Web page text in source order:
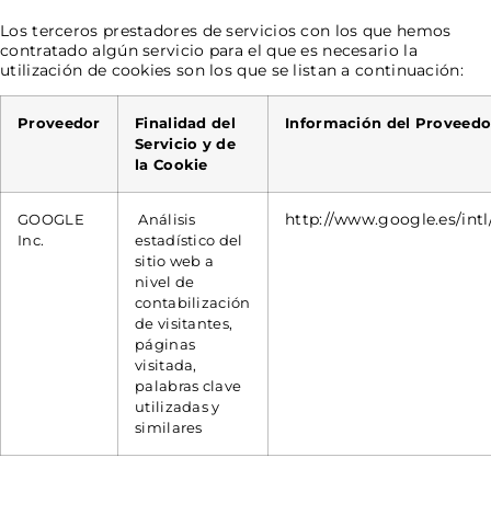
Los terceros prestadores de servicios con los que hemos
contratado algún servicio para el que es necesario la
utilización de cookies son los que se listan a continuación:
Proveedor
Finalidad del
Servicio y de
la Cookie
Información del
GOOGLE
Inc.
Análisis
estadístico del
sitio web a
nivel de
contabilización
de visitantes,
páginas
visitada,
palabras clave
utilizadas y
similares
http://www.google.es/